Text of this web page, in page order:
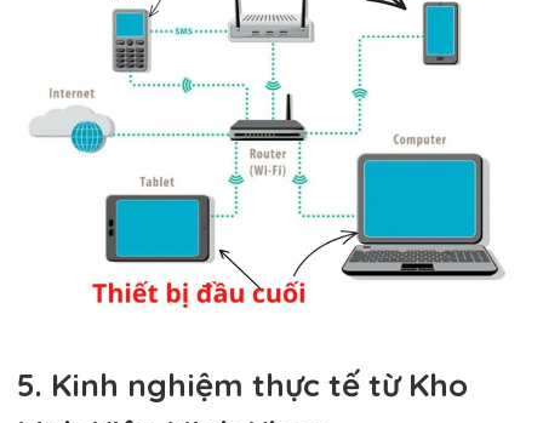
5. Kinh nghiệm thực tế từ Kho